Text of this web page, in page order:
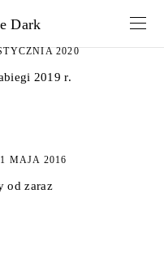
2020
2019 r.
MAJA 2016
od zaraz